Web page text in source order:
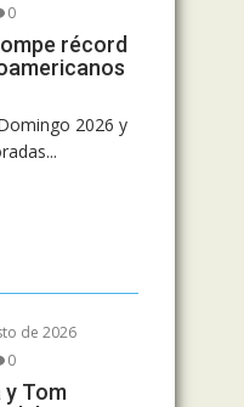
0
récord
2026 y
de 2026
0
y Tom